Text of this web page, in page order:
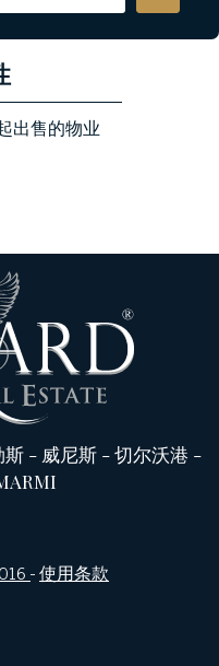
出售的物业
斯- 威尼斯-切尔沃港 -
-使用条款